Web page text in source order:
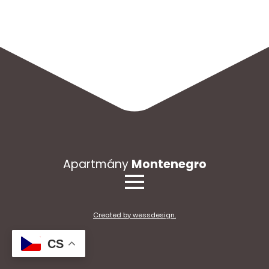
Apartmány Montenegro
Created by wessdesign.
CS